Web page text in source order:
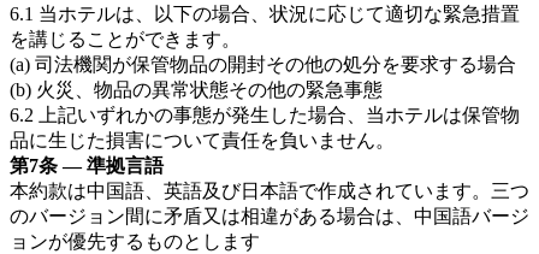
6.1 当ホテルは、以下の場合、状況に応じて適切な緊急措置
を講じることができます。
(a) 司法機関が保管物品の開封その他の処分を要求する場合
(b) 火災、物品の異常状態その他の緊急事態
6.2 上記いずれかの事態が発生した場合、当ホテルは保管物
品に生じた損害について責任を負いません。
第7条 — 準拠言語
本約款は中国語、英語及び日本語で作成されています。三つ
のバージョン間に矛盾又は相違がある場合は、中国語バージ
ョンが優先するものとします